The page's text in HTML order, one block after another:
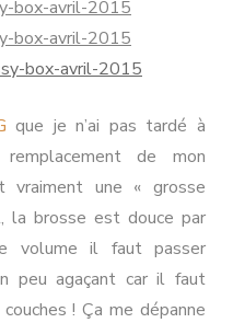
que je n’ai pas tardé à
de mon
vraiment une « grosse
la brosse est douce par
volume il faut passer
peu agaçant car il faut
! Ça me dépanne